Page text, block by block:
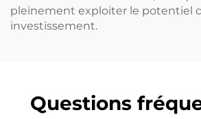
pleinement exploiter le potentiel
investissement.
Questions